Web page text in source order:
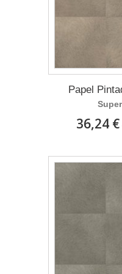
Papel
36,24 €